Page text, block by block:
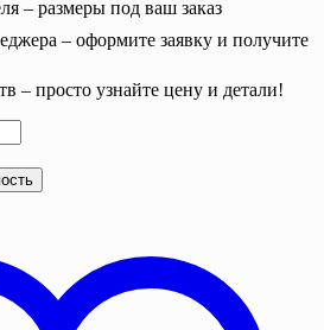
– размеры под ваш заказ
– оформите заявку и получите
– просто узнайте цену и детали!